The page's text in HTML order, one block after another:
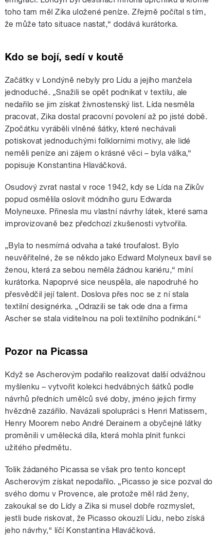
toho tam měl Zika uložené peníze. Zřejmě počítal s tím,
že může tato situace nastat,“ dodává kurátorka.
Kdo se bojí, sedí v koutě
Začátky v Londýně nebyly pro Lídu a jejího manžela
jednoduché. „Snažili se opět podnikat v textilu, ale
nedařilo se jim získat živnostenský list. Lída nesměla
pracovat, Zika dostal pracovní povolení až po jisté době.
Zpočátku vyráběli vlněné šátky, které nechávali
potiskovat jednoduchými folklorními motivy, ale lidé
neměli peníze ani zájem o krásné věci – byla válka,“
popisuje Konstantina Hlaváčková.
Osudový zvrat nastal v roce 1942, kdy se Lída na Zikův
popud osmělila oslovit módního guru Edwarda
Molyneuxe. Přinesla mu vlastní návrhy látek, které sama
improvizovaně bez předchozí zkušenosti vytvořila.
„Byla to nesmírná odvaha a také troufalost. Bylo
neuvěřitelné, že se někdo jako Edward Molyneux bavil se
ženou, která za sebou neměla žádnou kariéru,“ míní
kurátorka. Napoprvé sice neuspěla, ale napodruhé ho
přesvědčil její talent. Doslova přes noc se z ní stala
textilní designérka. „Odrazili se tak ode dna a firma
Ascher se stala viditelnou na poli textilního podnikání.“
Pozor na Picassa
Když se Ascherovým podařilo realizovat další odvážnou
myšlenku – vytvořit kolekci hedvábných šátků podle
návrhů předních umělců své doby, jméno jejich firmy
hvězdně zazářilo. Navázali spolupráci s Henri Matissem,
Henry Moorem nebo André Derainem a obyčejné látky
proměnili v umělecká díla, která mohla plnit funkci
užitého předmětu.
Tolik žádaného Picassa se však pro tento koncept
Ascherovým získat nepodařilo. „Picasso je sice pozval do
svého domu v Provence, ale protože měl rád ženy,
zakoukal se do Lídy a Zika si musel dobře rozmyslet,
jestli bude riskovat, že Picasso okouzlí Lídu, nebo získá
jeho návrhy,“ líčí Konstantina Hlaváčková.